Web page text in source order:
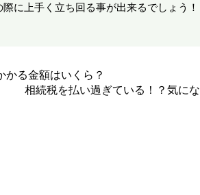
に上手く立ち回る事が出来るでしょう！
る金額はいくら？
相続税を払い過ぎている！？気に